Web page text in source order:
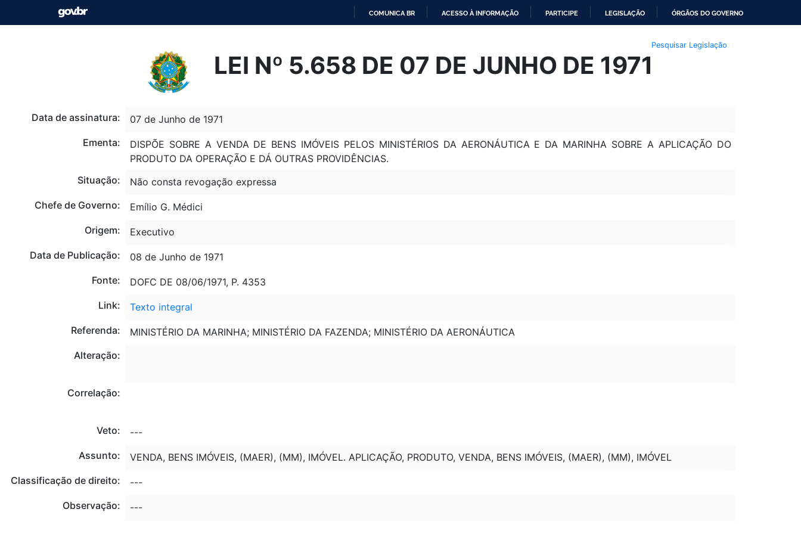
O
CONTEÚDO
COMUNICA BR ACESSO À INFORMAÇÃO PARTICIPE LEGISLAÇÃO ÓRGÃOS DO GOVERNO
Pesquisar Legislação
LEI Nº 5.658 DE 07 DE JUNHO DE 1971
Data de assinatura:
07 de Junho de 1971
Ementa:
DISPÕE SOBRE A VENDA DE BENS IMÓVEIS PELOS MINISTÉRIOS DA AERONÁUTICA E DA MARINHA SOBRE A APLICAÇÃO DO
PRODUTO DA OPERAÇÃO E DÁ OUTRAS PROVIDÊNCIAS.
Situação:
Não consta revogação expressa
Chefe de Governo:
Emílio G. Médici
Origem:
Executivo
Data de Publicação:
08 de Junho de 1971
Fonte:
DOFC DE 08/06/1971, P. 4353
Link:
Texto integral
Referenda:
MINISTÉRIO DA MARINHA; MINISTÉRIO DA FAZENDA; MINISTÉRIO DA AERONÁUTICA
Alteração:
Correlação:
Veto:
---
Assunto:
VENDA, BENS IMÓVEIS, (MAER), (MM), IMÓVEL. APLICAÇÃO, PRODUTO, VENDA, BENS IMÓVEIS, (MAER), (MM), IMÓVEL
Classificação de direito:
---
Observação:
---